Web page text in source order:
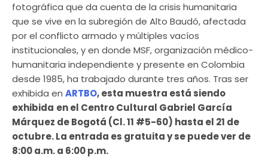
fotográfica que da cuenta de la crisis humanitaria
que se vive en la subregión de Alto Baudó, afectada
por el conflicto armado y múltiples vacíos
institucionales, y en donde MSF, organización médico-
humanitaria independiente y presente en Colombia
desde 1985, ha trabajado durante tres años. Tras ser
exhibida en ARTBO, esta muestra está siendo
exhibida en el Centro Cultural Gabriel García
Márquez de Bogotá (Cl. 11 #5-60) hasta el 21 de
octubre. La entrada es gratuita y se puede ver de
8:00 a.m. a 6:00 p.m.